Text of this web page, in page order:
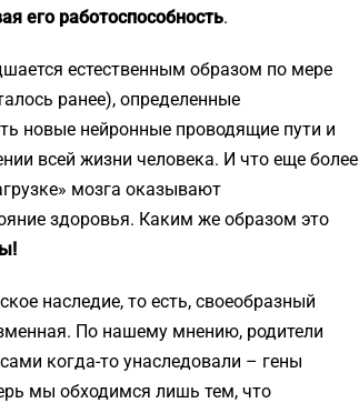
его работоспособность.
естественным образом по мере
ранее), определенные
новые нейронные проводящие пути и
всей жизни человека. И что еще более
мозга оказывают
здоровья. Каким же образом это
наследие, то есть, своеобразный
По нашему мнению, родители
когда-то унаследовали – гены
мы обходимся лишь тем, что